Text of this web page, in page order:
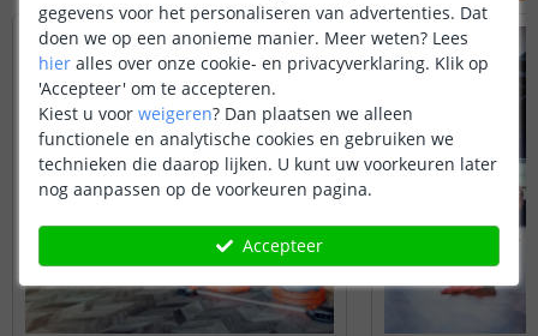
gegevens voor het personaliseren van advertenties. Dat
doen we op een anonieme manier. Meer weten? Lees
hier alles over onze cookie- en privacyverklaring. Klik op
'Accepteer' om te accepteren.
Kiest u voor weigeren? Dan plaatsen we alleen
functionele en analytische cookies en gebruiken we
technieken die daarop lijken. U kunt uw voorkeuren later
nog aanpassen op de voorkeuren pagina.
Accepteer